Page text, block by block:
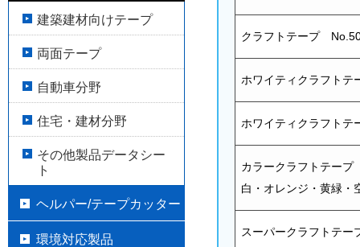
クラフトテープ
ホワイティクラフト
ホワイティクラフト
カラークラフトテー
白・オレンジ・黄緑・
スーパークラフトテ
建築建材向けテープ
両面テープ
自動車分野
住宅・建材分野
その他製品データシー
ト
ヘルパー/テープカッター
環境対応製品